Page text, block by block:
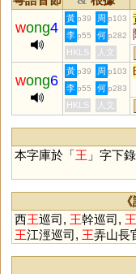
wong4
黃 p39 周 p103
李 p55 何 p282
HKLS 人文
wong6
黃 p39 周 p103
李 p55 何 p283
HKLS 人文
本字庫於「王 」字下
西王巡司, 王幹巡司, 王
王江涇巡司, 王弄山長